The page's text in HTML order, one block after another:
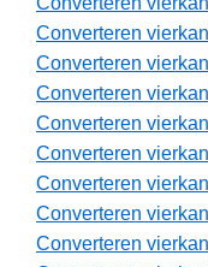
Converteren
Converteren
Converteren
Converteren
Converteren
Converteren
Converteren
Converteren